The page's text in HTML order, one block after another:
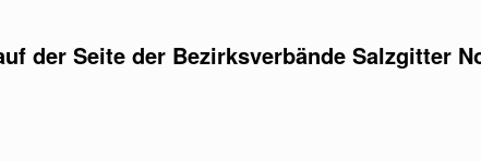
der Seite der Bezirksverbände Salzgitter